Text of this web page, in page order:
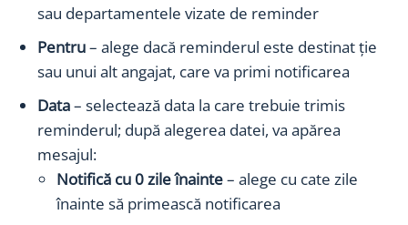
sau departamentele vizate de reminder
Pentru– alege dacă reminderul este destinat ție
sau unui alt angajat, care va primi notificarea
Data– selectează data la care trebuie trimis
reminderul; după alegerea datei, va apărea
mesajul:
Notifică cu 0 zile înainte– alege cu cate zile
înainte să primească notificarea